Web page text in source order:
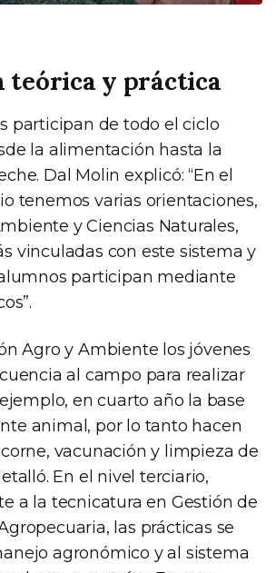
teórica y práctica
participan de todo el ciclo
la alimentación hasta la
Dal Molin explicó: “En el
tenemos varias orientaciones,
y Ciencias Naturales,
vinculadas con este sistema y
participan mediante
Agro y Ambiente los jóvenes
al campo para realizar
en cuarto año la base
animal, por lo tanto hacen
vacunación y limpieza de
En el nivel terciario,
a la tecnicatura en Gestión de
las prácticas se
agronómico y al sistema